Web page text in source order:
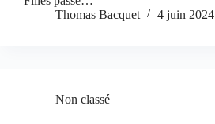
Thomas Bacquet
4 juin 2024
Non classé